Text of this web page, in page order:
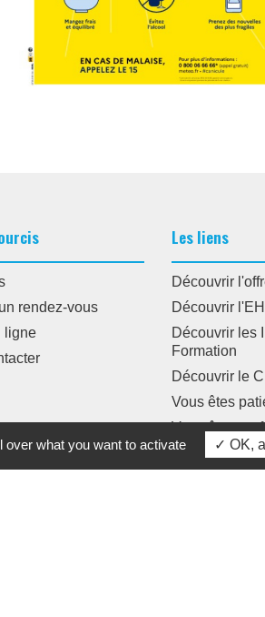
rendez-vous
ligne
Les liens
Découvrir
Découvrir
Découvrir les
Formation
Découvrir le
Vous êtes
Vous êtes
santé
what you want to activate OK,